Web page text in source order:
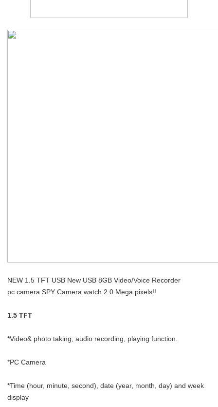
NEW 1.5 TFT USB New USB 8GB Video/Voice Recorder
pc camera SPY Camera watch 2.0 Mega pixels!!
1.5 TFT
*Video& photo taking, audio recording, playing function.
*PC Camera
*Time (hour, minute, second), date (year, month, day) and week
display